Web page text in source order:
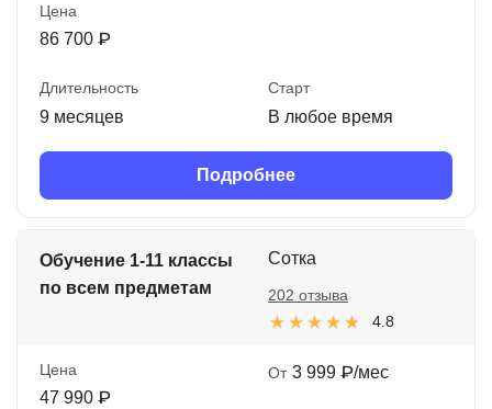
Цена
86 700 ₽
Длительность
9 месяцев
Старт
В любое время
Подробнее
Обучение 1-11 классы
по всем предметам
Сотка
4.8
202 отзыва
Цена
47 990 ₽
От 3 999 ₽/мес
Рейтинг онлайн-школ